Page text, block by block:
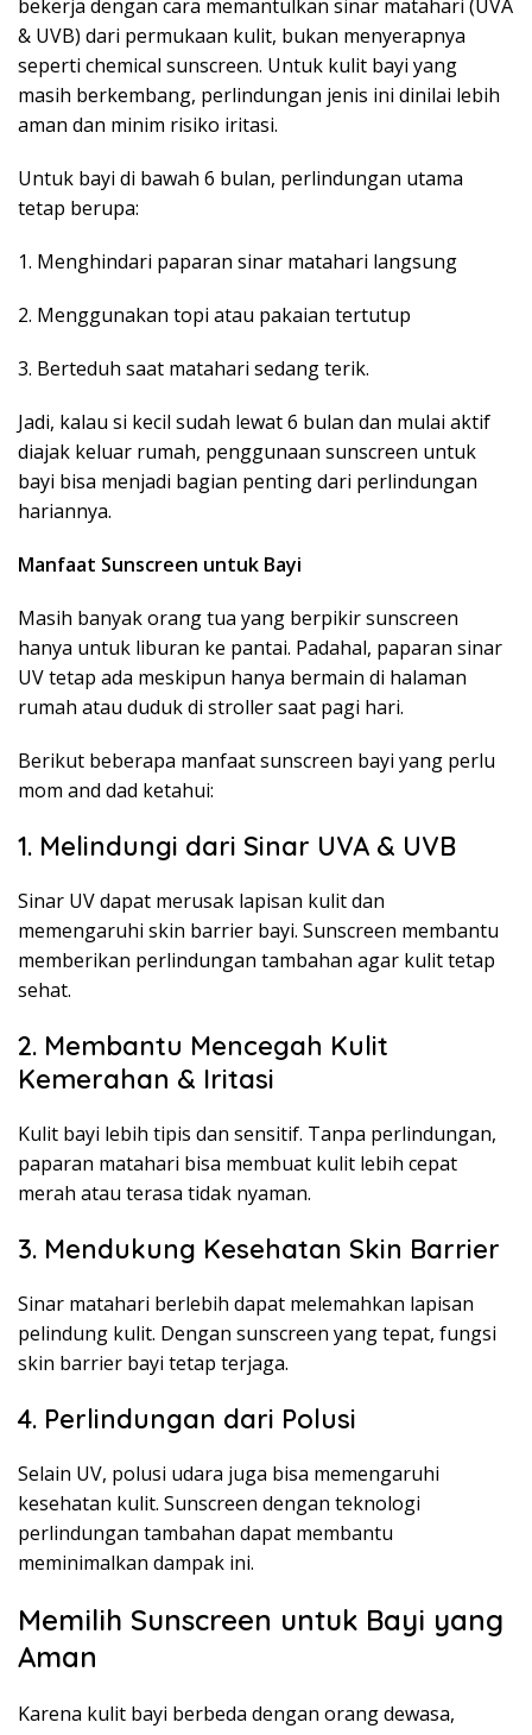
bekerja dengan cara memantulkan sinar matahari (UVA
& UVB) dari permukaan kulit, bukan menyerapnya
seperti chemical sunscreen. Untuk kulit bayi yang
masih berkembang, perlindungan jenis ini dinilai lebih
aman dan minim risiko iritasi.
Untuk bayi di bawah 6 bulan, perlindungan utama
tetap berupa:
1. Menghindari paparan sinar matahari langsung
2. Menggunakan topi atau pakaian tertutup
3. Berteduh saat matahari sedang terik.
Jadi, kalau si kecil sudah lewat 6 bulan dan mulai aktif
diajak keluar rumah, penggunaan sunscreen untuk
bayi bisa menjadi bagian penting dari perlindungan
hariannya.
Manfaat Sunscreen untuk Bayi
Masih banyak orang tua yang berpikir sunscreen
hanya untuk liburan ke pantai. Padahal, paparan sinar
UV tetap ada meskipun hanya bermain di halaman
rumah atau duduk di stroller saat pagi hari.
Berikut beberapa manfaat sunscreen bayi yang perlu
mom and dad ketahui:
1. Melindungi dari Sinar UVA & UVB
Sinar UV dapat merusak lapisan kulit dan
memengaruhi skin barrier bayi. Sunscreen membantu
memberikan perlindungan tambahan agar kulit tetap
sehat.
2. Membantu Mencegah Kulit
Kemerahan & Iritasi
Kulit bayi lebih tipis dan sensitif. Tanpa perlindungan,
paparan matahari bisa membuat kulit lebih cepat
merah atau terasa tidak nyaman.
3. Mendukung Kesehatan Skin Barrier
Sinar matahari berlebih dapat melemahkan lapisan
pelindung kulit. Dengan sunscreen yang tepat, fungsi
skin barrier bayi tetap terjaga.
4. Perlindungan dari Polusi
Selain UV, polusi udara juga bisa memengaruhi
kesehatan kulit. Sunscreen dengan teknologi
perlindungan tambahan dapat membantu
meminimalkan dampak ini.
Memilih Sunscreen untuk Bayi yang
Aman
Karena kulit bayi berbeda dengan orang dewasa,